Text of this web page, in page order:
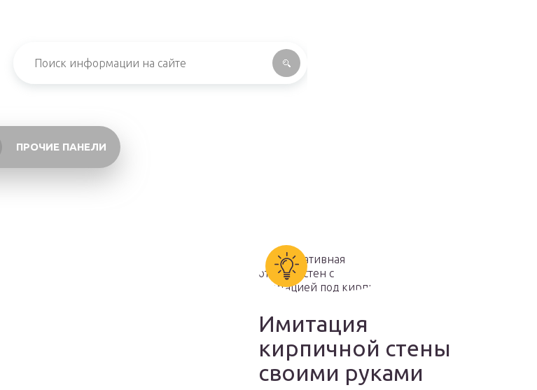
ПРОЧИЕ ПАНЕЛИ
Имитация
кирпичной стены
своими руками